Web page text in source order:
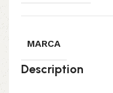
MARCA
Description